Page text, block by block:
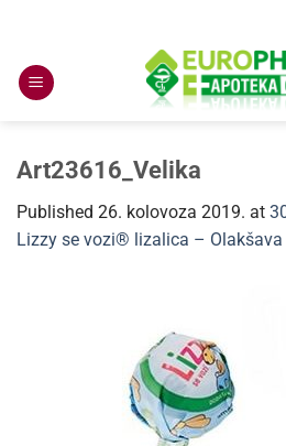
content
Art23616_Velika
Published 26. kolovoza 2019. at
Lizzy se vozi® lizalica –